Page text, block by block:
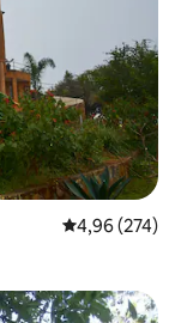
4,96 ud af 5 i
4,96 (274)